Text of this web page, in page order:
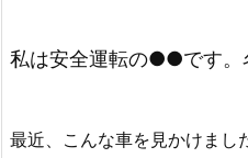
私は安全運転の●●です。
最近、こんな車を見かけまし